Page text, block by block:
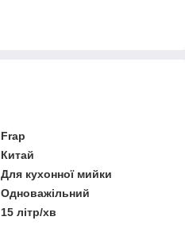
Frap
Китай
Для кухонної мийки
Одноважільний
15 літр/хв